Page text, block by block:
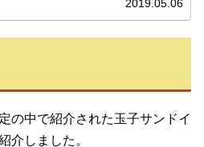
2019.05.06
の中で紹介された玉子サンドイ
介しました。